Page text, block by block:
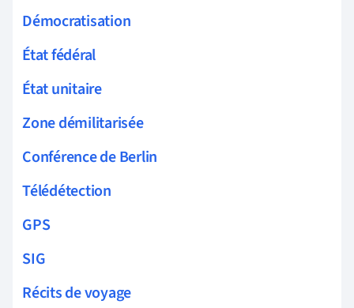
Démocratisation
État fédéral
État unitaire
Zone démilitarisée
Conférence de Berlin
Télédétection
GPS
SIG
Récits de voyage